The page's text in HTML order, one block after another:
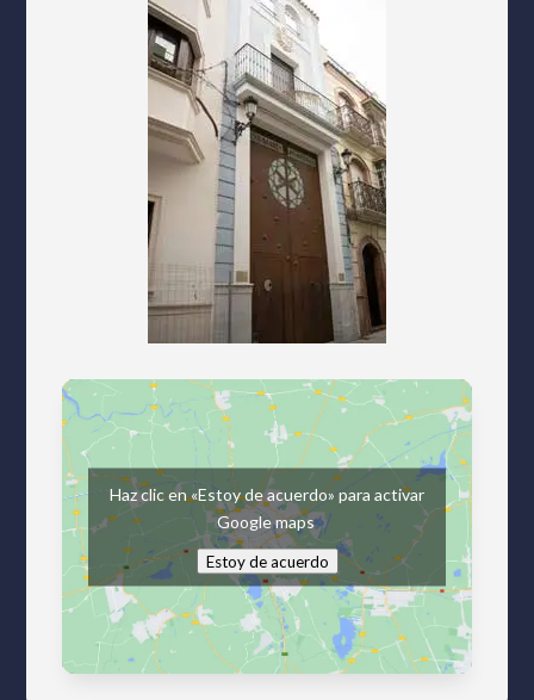
Haz clic en «Estoy de acuerdo» para activar
Google maps
Estoy de acuerdo